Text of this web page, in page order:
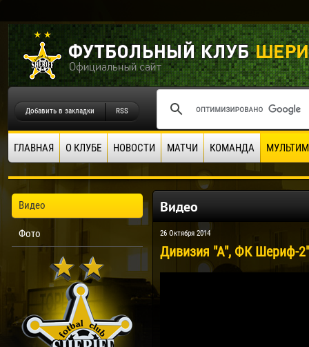
Добавить в закладки RSS
ГЛАВНАЯ О КЛУБЕ НОВОСТИ МАТЧИ КОМАНДА
Видео
Фото
Видео
26 Октября 2014
Дивизия "А", ФК Шериф-